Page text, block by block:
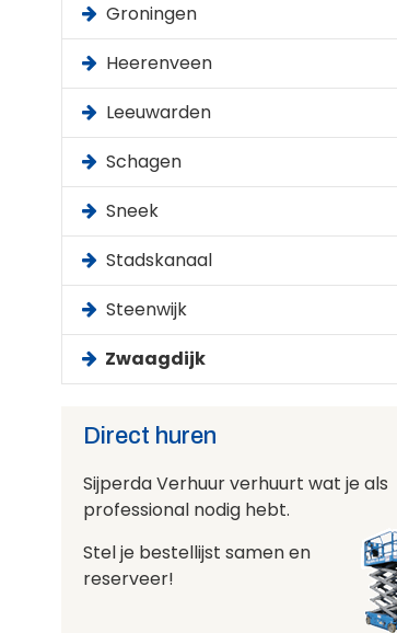
Groningen
Heerenveen
Leeuwarden
Schagen
Sneek
Stadskanaal
Steenwijk
Zwaagdijk
Direct huren
Sijperda Verhuur verhuurt wat je als
professional nodig hebt.
Stel je bestellijst samen en
reserveer!